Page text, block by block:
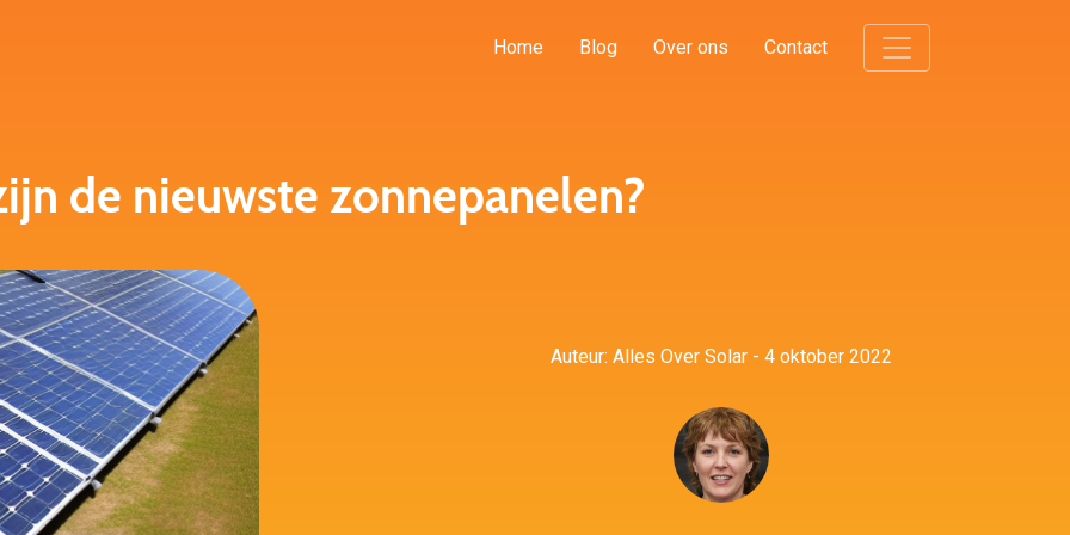
Home Blog Over ons Contact
de nieuwste zonnepanelen?
Auteur: Alles Over Solar - 4 oktober 2022